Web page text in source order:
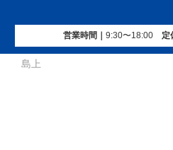
営業時間｜ 9:30〜18:00定
イエステーション»売買実績»
島上